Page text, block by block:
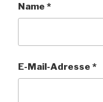
Name *
E-Mail-Adresse *